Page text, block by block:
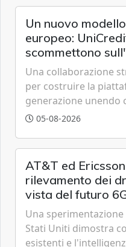
Un nuovo
europeo:
scommettono
tecnologica
Una collaborazione
per costruire la
generazione unendo
artificiale.
05-08-2026
AT&T ed
rilevamento dei
vista del futuro
Una
Stati Uniti dimostra
esistenti e